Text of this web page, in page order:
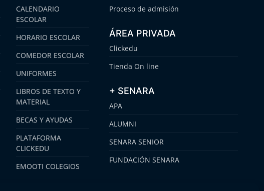
CALENDARIO
ESCOLAR
HORARIO ESCOLAR
COMEDOR ESCOLAR
UNIFORMES
LIBROS DE TEXTO Y
MATERIAL
BECAS Y AYUDAS
PLATAFORMA
CLICKEDU
EMOOTI COLEGIOS
Proceso de admisión
ÁREA PRIVADA
Clickedu
Tienda On line
+ SENARA
APA
ALUMNI
SENARA SENIOR
FUNDACIÓN SENARA